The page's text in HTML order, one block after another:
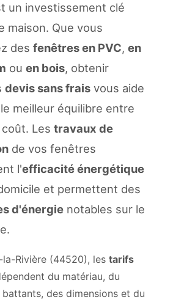
un investissement clé
maison. Que vous
des fenêtres en PVC, en
ou en bois, obtenir
devis sans frais vous aide
meilleur équilibre entre
Les travaux de
de vos fenêtres
l'efficacité énergétique
et permettent des
d'énergie notables sur le
Rivière (44520), les tarifs
du matériau, du
des dimensions et du